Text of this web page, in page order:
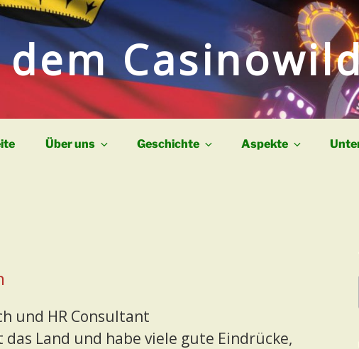
Über uns Geschichte Aspekte
und HR Consultant
Land und habe viele gute Eindrücke,